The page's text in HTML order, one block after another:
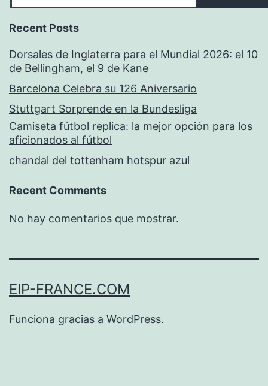
Recent Posts
Dorsales de Inglaterra para el Mundial 2026: el 10
de Bellingham, el 9 de Kane
Barcelona Celebra su 126 Aniversario
Stuttgart Sorprende en la Bundesliga
Camiseta fútbol replica: la mejor opción para los
aficionados al fútbol
chandal del tottenham hotspur azul
Recent Comments
No hay comentarios que mostrar.
EIP-FRANCE.COM
Funciona gracias a WordPress.